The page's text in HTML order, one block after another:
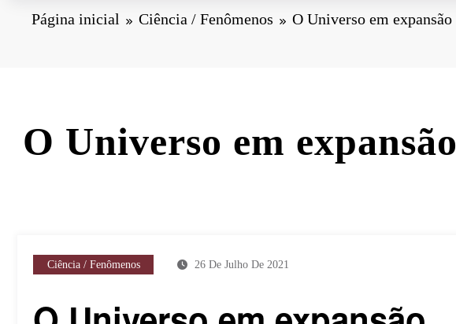
Página inicial Ciência / Fenômenos O Universo em expansão
O Universo em expansão
Ciência / Fenômenos 26 De Julho De 2021